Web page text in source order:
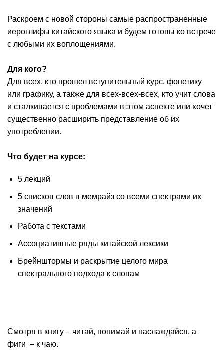
Раскроем с новой стороны самые распространенные
иероглифы китайского языка и будем готовы ко встрече
с любыми их воплощениями.
Для кого?
Для всех, кто прошел вступительный курс, фонетику
или графику, а также для всех-всех-всех, кто учит слова
и сталкивается с проблемами в этом аспекте или хочет
существенно расширить представление об их
употреблении.
Что будет на курсе:
5 лекций
5 списков слов в мемрайз со всеми спектрами их
значений
Работа с текстами
Ассоциативные ряды китайской лексики
Брейнштормы и раскрытие целого мира
спектрального подхода к словам
Смотря в книгу – читай, понимай и наслаждайся, а
фиги – к чаю.